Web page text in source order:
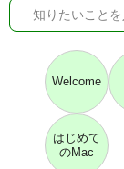
Welcome
はじめて
のMac